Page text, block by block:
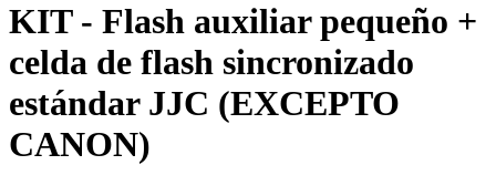
KIT - Flash auxiliar pequeño +
celda de flash sincronizado
estándar JJC (EXCEPTO
CANON)